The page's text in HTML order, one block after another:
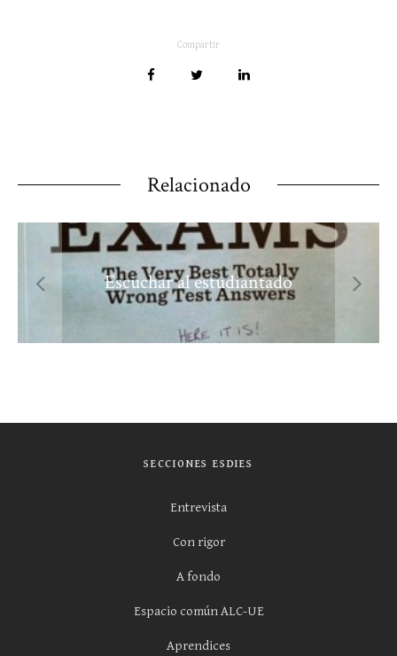
Compartir
Relacionado
Escuchar al estudiantado
SECCIONES ESDIES
Entrevista
Con rigor
A fondo
Espacio común ALC-UE
Aprendices